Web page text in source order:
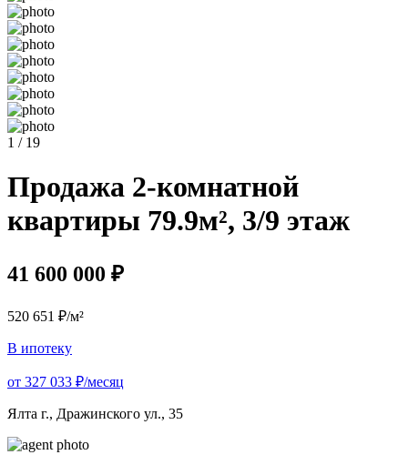
1 / 19
Продажа 2-комнатной
квартиры 79.9м², 3/9 этаж
41 600 000 ₽
520 651 ₽/м²
В ипотеку
от 327 033 ₽/месяц
Ялта г., Дражинского ул., 35